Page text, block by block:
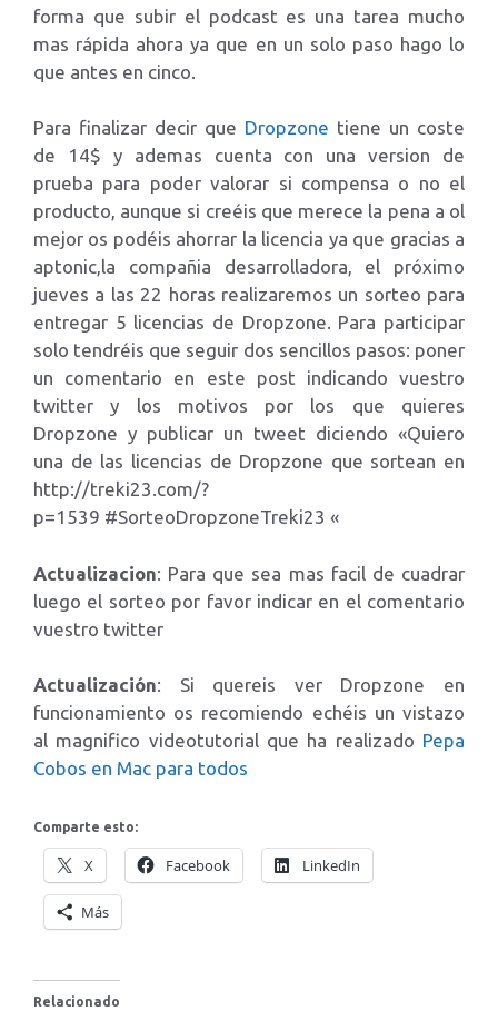
forma que subir el podcast es una tarea mucho
mas rápida ahora ya que en un solo paso hago lo
que antes en cinco.
Para finalizar decir que Dropzone tiene un coste
de 14$ y ademas cuenta con una version de
prueba para poder valorar si compensa o no el
producto, aunque si creéis que merece la pena a ol
mejor os podéis ahorrar la licencia ya que gracias a
aptonic,la compañia desarrolladora, el próximo
jueves a las 22 horas realizaremos un sorteo para
entregar 5 licencias de Dropzone. Para participar
solo tendréis que seguir dos sencillos pasos: poner
un comentario en este post indicando vuestro
twitter y los motivos por los que quieres
Dropzone y publicar un tweet diciendo «Quiero
una de las licencias de Dropzone que sortean en
http://treki23.com/?
p=1539 #SorteoDropzoneTreki23 «
Actualizacion: Para que sea mas facil de cuadrar
luego el sorteo por favor indicar en el comentario
vuestro twitter
Actualización: Si quereis ver Dropzone en
funcionamiento os recomiendo echéis un vistazo
al magnifico videotutorial que ha realizado Pepa
Cobos en Mac para todos
Comparte esto:
X Facebook LinkedIn
Más
Relacionado